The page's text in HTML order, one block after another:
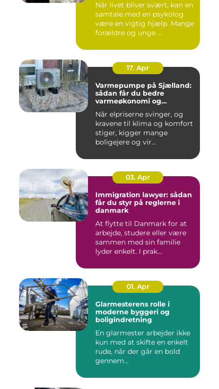
Når livet bliver svært, kan en
samtale med en psykolog
være en vigtig hjælp. Mange
forældre og unge ...
17. Apr
Varmepumpe på Sjælland:
sådan får du bedre
varmeøkonomi og
Når elpriserne svinger, og
kravene til klima og komfort
stiger, kigger mange
boligejere og vir...
03. Apr
Immigration lawyer: sådan
får du styr på reglerne i
danmark
At flytte til Danmark for at
arbejde, studere eller være
sammen med sin familie
lyder enkelt. I prak...
01. Apr
Glarmesterens rolle i
moderne byggeri og
boligindretning
En glarmester arbejder ikke
kun med at skifte en enkelt
rude, når der går en bold
gennem...